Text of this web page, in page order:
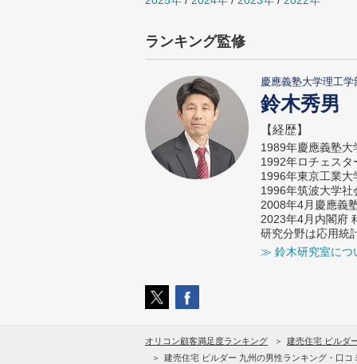
ランキング監修
慶應義塾大学理工
鈴木秀男
【経歴】
1989年慶應義塾
1992年ロチェス
1996年東京工業
1996年筑波大学
2008年4月慶應義
2023年4月内閣府
研究分野は応用統
≫ 鈴木研究室につ
オリコン顧客満足度ランキング
建売住宅 ビルダ
建売住宅 ビルダー 九州の男性ランキング・口コ